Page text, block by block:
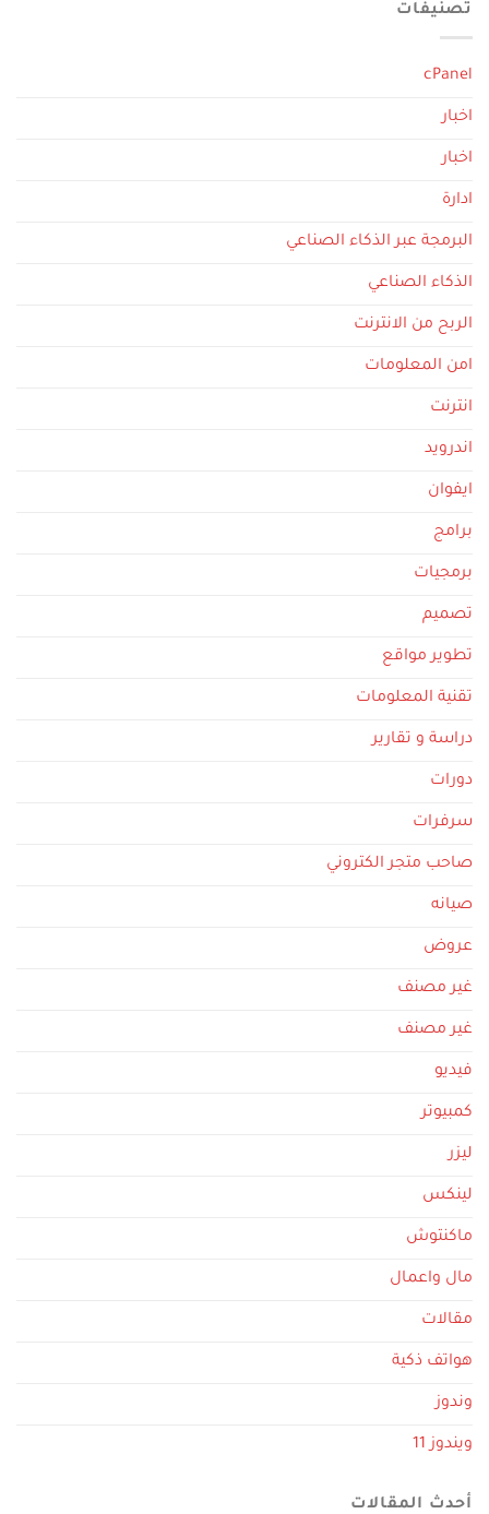
تصنيفات
cPanel
اخبار
اخبار
ادارة
البرمجة عبر الذكاء الصناعي
الذكاء الصناعي
الربح من الانترنت
امن المعلومات
انترنت
اندرويد
ايفوان
برامج
برمجيات
تصميم
تطوير مواقع
تقنية المعلومات
دراسة و تقارير
دورات
سرفرات
صاحب متجر الكتروني
صيانه
عروض
غير مصنف
غير مصنف
فيديو
كمبيوتر
ليزر
لينكس
ماكنتوش
مال واعمال
مقالات
هواتف ذكية
وندوز
ويندوز 11
أحدث المقالات